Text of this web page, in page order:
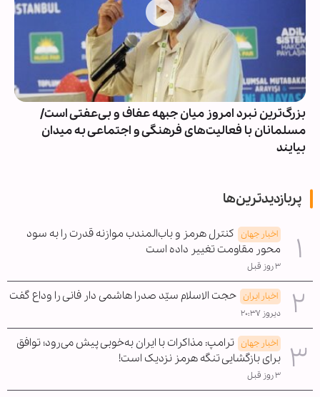
بزرگ‌ترین نبرد امروز میان جبهه عفاف و بی‌عفتی است/
مسلمانان با فعالیت‌های فرهنگی و اجتماعی به میدان
بیایند
پربازدیدترین‌ها
اخبار جهان کنترل هرمز و باب‌المندب موازنه قدرت را به سود
محور مقاومت تغییر داده است
۳ روز قبل
اخبار ایران حجت الاسلام سیّد صدرا هاشمی دار فانی را وداع گفت
دیروز ۲۰:۳۷
اخبار جهان ترامپ: مذاکرات با ایران به‌خوبی پیش می‌رود؛ توافق
برای بازگشایی تنگه هرمز نزدیک است!
۳ روز قبل